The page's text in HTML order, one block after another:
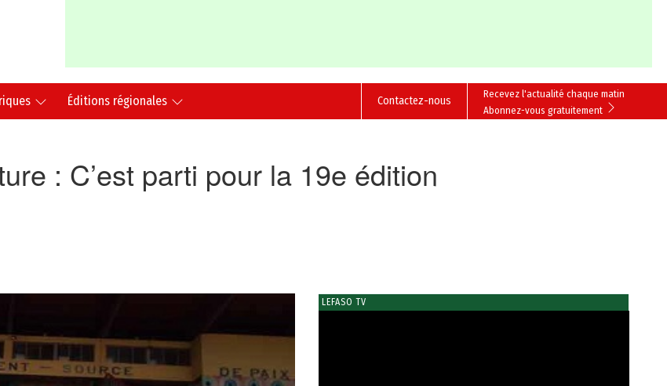
Éditions régionales
Recevez l'actualité chaque matin
Abonnez-vous gratuitement
Contactez-nous
: C’est parti pour la 19e édition
LEFASO TV